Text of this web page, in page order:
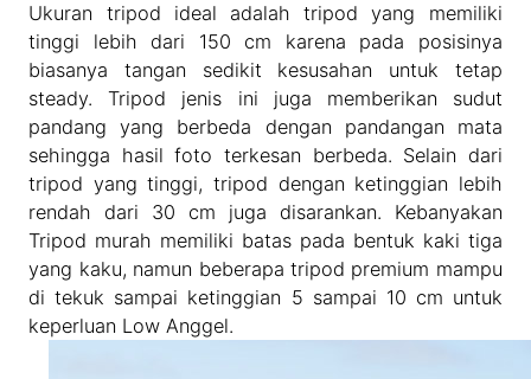
Ukuran tripod ideal adalah tripod yang memiliki
tinggi lebih dari 150 cm karena pada posisinya
biasanya tangan sedikit kesusahan untuk tetap
steady. Tripod jenis ini juga memberikan sudut
pandang yang berbeda dengan pandangan mata
sehingga hasil foto terkesan berbeda. Selain dari
tripod yang tinggi, tripod dengan ketinggian lebih
rendah dari 30 cm juga disarankan. Kebanyakan
Tripod murah memiliki batas pada bentuk kaki tiga
yang kaku, namun beberapa tripod premium mampu
di tekuk sampai ketinggian 5 sampai 10 cm untuk
keperluan Low Anggel.